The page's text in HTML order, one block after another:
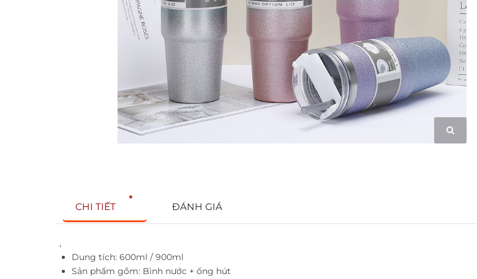
CHI TIẾT ĐÁNH GIÁ
,
Dung tích: 600ml / 900ml
Sản phẩm gồm: Bình nước + ống hút